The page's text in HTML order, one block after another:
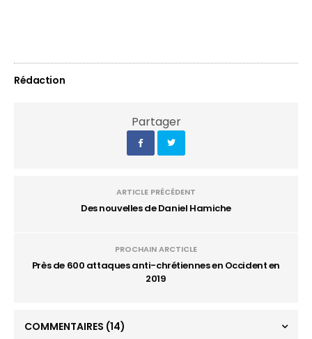
Rédaction
Partager
ARTICLE PRÉCÉDENT
Des nouvelles de Daniel Hamiche
PROCHAIN ARCTICLE
Près de 600 attaques anti-chrétiennes en Occident en
2019
COMMENTAIRES (14)